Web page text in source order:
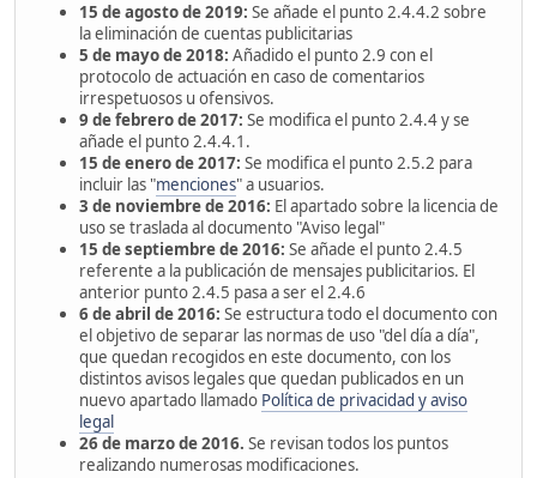
15 de agosto de 2019: Se añade el punto 2.4.4.2 sobre
la eliminación de cuentas publicitarias
5 de mayo de 2018: Añadido el punto 2.9 con el
protocolo de actuación en caso de comentarios
irrespetuosos u ofensivos.
9 de febrero de 2017: Se modifica el punto 2.4.4 y se
añade el punto 2.4.4.1.
15 de enero de 2017: Se modifica el punto 2.5.2 para
incluir las "menciones" a usuarios.
3 de noviembre de 2016: El apartado sobre la licencia de
uso se traslada al documento "Aviso legal"
15 de septiembre de 2016: Se añade el punto 2.4.5
referente a la publicación de mensajes publicitarios. El
anterior punto 2.4.5 pasa a ser el 2.4.6
6 de abril de 2016: Se estructura todo el documento con
el objetivo de separar las normas de uso "del día a día",
que quedan recogidos en este documento, con los
distintos avisos legales que quedan publicados en un
nuevo apartado llamado Política de privacidad y aviso
legal
26 de marzo de 2016. Se revisan todos los puntos
realizando numerosas modificaciones.